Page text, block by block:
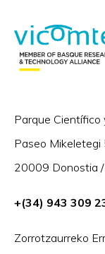
Parque Científico
Paseo Mikeletegi
20009 Donostia /
+(34) 943 309
Zorrotzaurreko